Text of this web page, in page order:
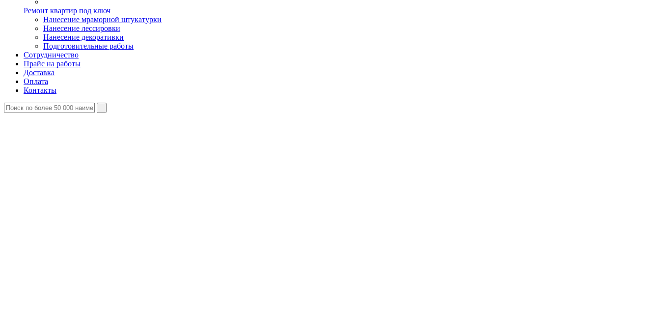
Ремонт квартир под ключ
Нанесение мраморной штукатурки
Нанесение лессировки
Нанесение декоративки
Подготовительные работы
Сотрудничество
Прайс на работы
Доставка
Оплата
Контакты